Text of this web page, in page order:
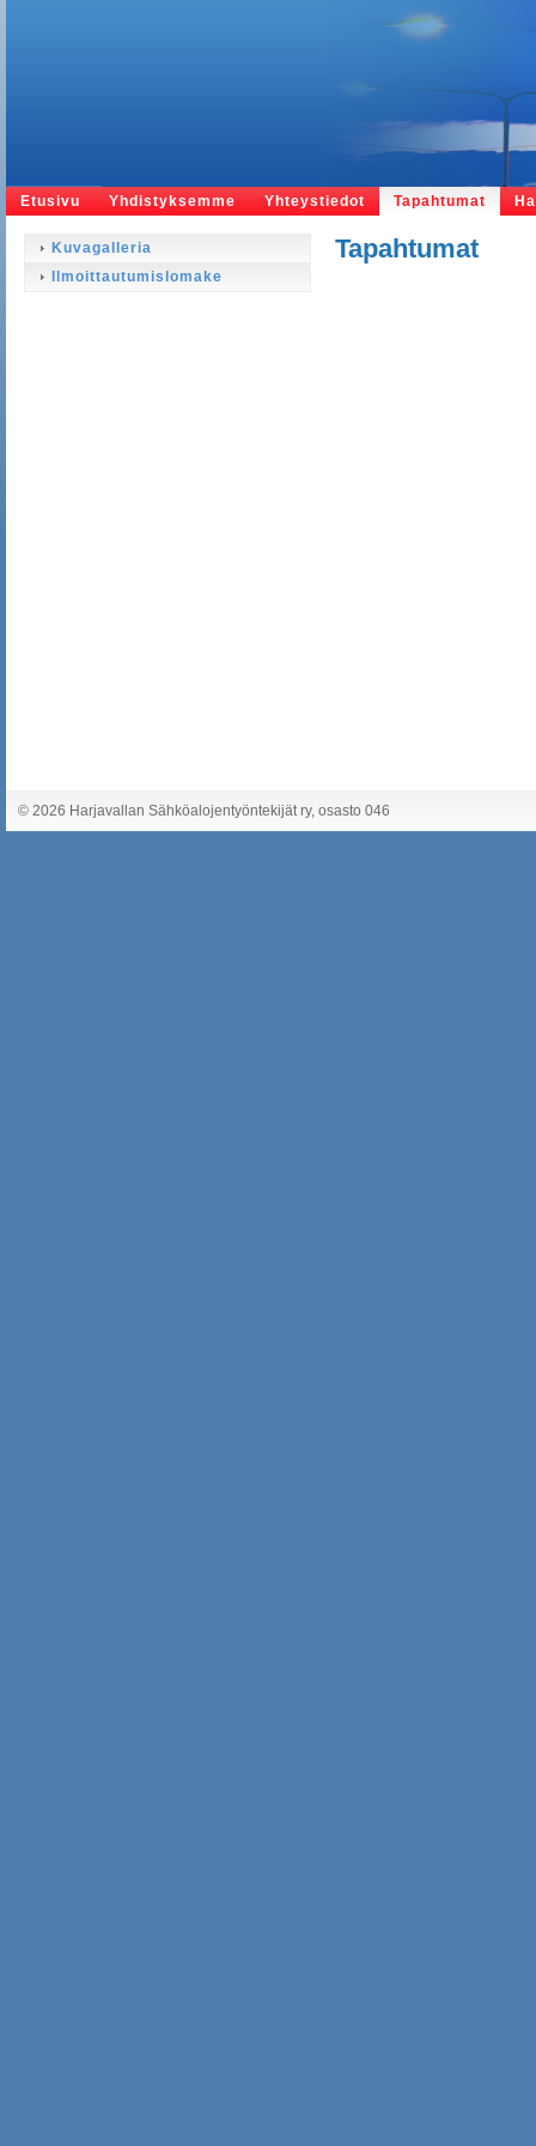
Etusivu Yhdistyksemme Yhteystiedot Tapahtumat
Tapahtumat
Kuvagalleria
Ilmoittautumislomake
© 2026 Harjavallan Sähköalojentyöntekijät ry, osasto 046